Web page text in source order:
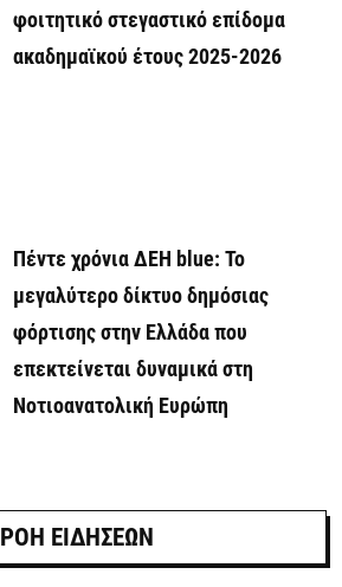
φοιτητικό στεγαστικό επίδομα
ακαδημαϊκού έτους 2025-2026
Πέντε χρόνια ΔΕΗ blue: Το
μεγαλύτερο δίκτυο δημόσιας
φόρτισης στην Ελλάδα που
επεκτείνεται δυναμικά στη
Νοτιοανατολική Ευρώπη
ΡΟΗ ΕΙΔΗΣΕΩΝ